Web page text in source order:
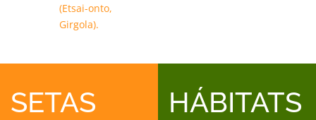
(Etsai-onto,
Girgola).
SETAS
HÁBITATS